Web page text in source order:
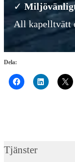
✓
All kapelltvätt
Dela:
Tjänster